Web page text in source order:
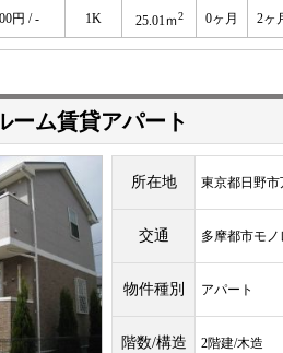
円 / - 1K 25.01ｍ2 0ヶ月 2ヶ
ーム賃貸アパート
所在地 東京都日野市
交通 多摩都市モ
物件種別 アパート
階数/構造 2階建/木造